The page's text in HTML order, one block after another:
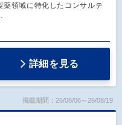
薬領域に特化したコンサルテ
詳細を見る
掲載期間：26/08/06～26/08/19